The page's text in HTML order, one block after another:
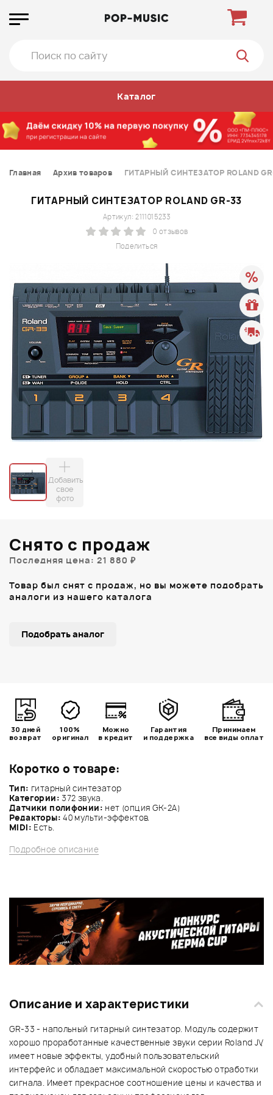
Каталог
Главная Архив товаров ГИТАРНЫЙ СИНТЕЗАТОР ROLAND
ГИТАРНЫЙ СИНТЕЗАТОР ROLAND GR-33
Поделиться
Артикул: 2111015233
0 отзывов
Добавить
свое
фото
Коротко о товаре:
Тип: гитарный синтезатор
Категории: 372 звука.
Датчики полифонии: нет (опция GK-2A)
Редакторы: 40 мульти-эффектов.
MIDI: Eсть.
Подробное описание
Снято с продаж
Последняя цена: 21 880 ₽
Товар был снят с продаж, но вы можете подобрать
аналоги из нашего каталога
Подобрать аналог
30 дней
возврат
100%
оригинал
Можно
в кредит
Гарантия
и поддержка
Принимаем
все виды оплат
Описание и характеристики
GR-33 - напольный гитарный синтезатор. Модуль содержит
хорошо проработанные качественные звуки серии Roland JV,
имеет новые эффекты, удобный пользовательский
интерфейс и обладает максимальной скоростью отработки
сигнала. Имеет прекрасное соотношение цены и качества и